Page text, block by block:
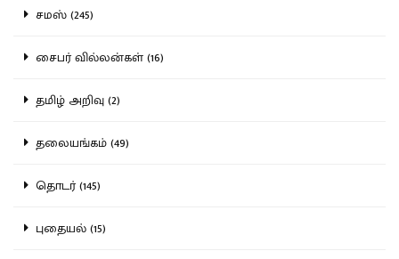
சமஸ் (245)
சைபர் வில்லன்கள் (16)
தமிழ் அறிவு (2)
தலையங்கம் (49)
தொடர் (145)
புதையல் (15)